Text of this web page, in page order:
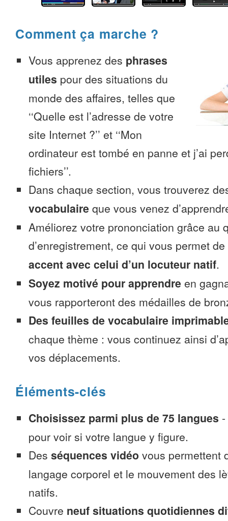
Comment ça marche ?
Vous apprenez des phrases
utiles pour des situations du
monde des affaires, telles que
‘‘Quelle est l’adresse de votre
site Internet ?’’ et ‘‘Mon
ordinateur est tombé en panne et j’ai
fichiers’’.
Dans chaque section, vous trouverez
vocabulaire que vous venez
Améliorez votre prononciation grâce au
d’enregistrement, ce qui vous permet de
accent avec celui d’un locuteur natif.
Soyez motivé pour apprendre en
vous rapporteront des médailles de
Des feuilles de vocabulaire
chaque thème : vous continuez ainsi
vos déplacements.
Éléments-clés
Choisissez parmi plus de 75 langues -
pour voir si votre langue y figure.
Des séquences vidéo vous permettent
langage corporel et le mouvement des
natifs.
Couvre neuf situations quotidiennes